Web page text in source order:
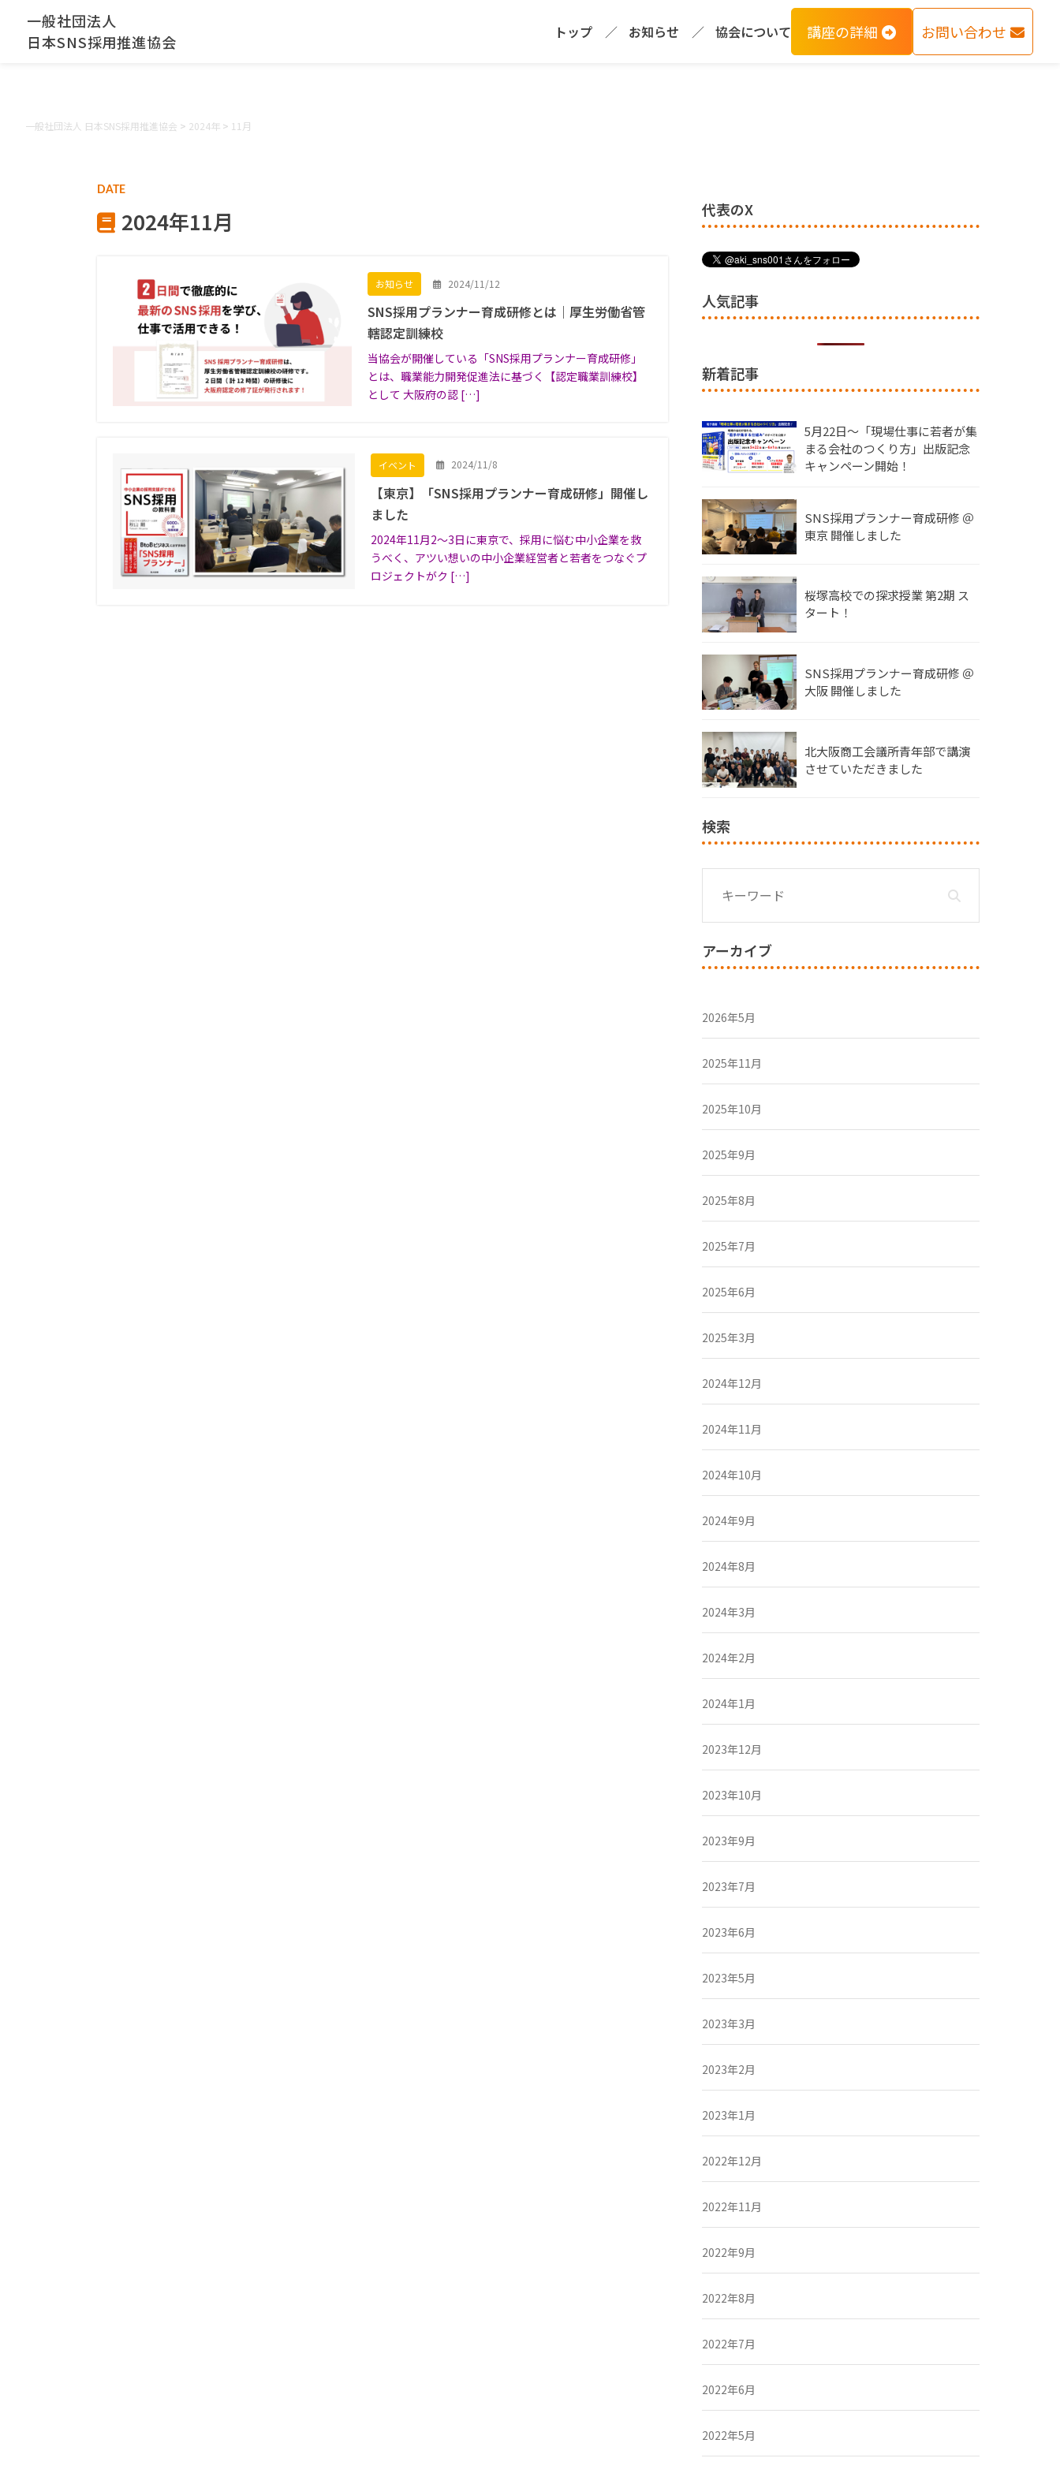
一般社団法人
日本SNS採用推進協会
トップ お知らせ 協会について 講座の詳細 お問い合わせ
一般社団法人 日本SNS採用推進協会 > 2024年 > 11月
DATE
2024年11月
お知らせ 2024/11/12
SNS採用プランナー育成研修とは｜厚生労働省管
轄認定訓練校
当協会が開催している「SNS採用プランナー育成研修」
とは、職業能力開発促進法に基づく【認定職業訓練校】
として 大阪府の認 […]
イベント 2024/11/8
【東京】「SNS採用プランナー育成研修」開催し
ました
2024年11月2〜3日に東京で、採用に悩む中小企業を救
うべく、アツい想いの中小企業経営者と若者をつなぐプ
ロジェクトがク […]
代表のX
人気記事
新着記事
5月22日〜「現場仕事に若者が集
まる会社のつくり方」出版記念
キャンペーン開始！
SNS採用プランナー育成研修 ＠
東京 開催しました
桜塚高校での探求授業 第2期 ス
タート！
SNS採用プランナー育成研修 ＠
大阪 開催しました
北大阪商工会議所青年部で講演
させていただきました
検索
アーカイブ
2026年5月
2025年11月
2025年10月
2025年9月
2025年8月
2025年7月
2025年6月
2025年3月
2024年12月
2024年11月
2024年10月
2024年9月
2024年8月
2024年3月
2024年2月
2024年1月
2023年12月
2023年10月
2023年9月
2023年7月
2023年6月
2023年5月
2023年3月
2023年2月
2023年1月
2022年12月
2022年11月
2022年9月
2022年8月
2022年7月
2022年6月
2022年5月